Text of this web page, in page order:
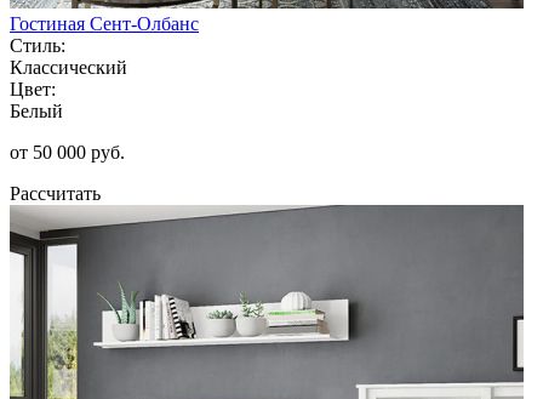
Гостиная Сент-Олбанс
Стиль:
Классический
Цвет:
Белый
от 50 000 руб.
Рассчитать